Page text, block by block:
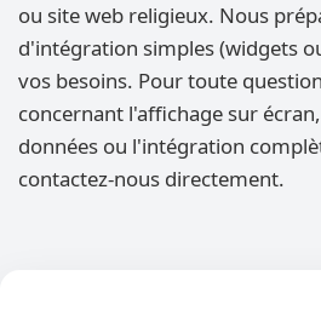
ou site web religieux. Nous
d'intégration simples (widgets
vos besoins. Pour toute
concernant l'affichage sur
données ou l'intégration
contactez-nous directement.